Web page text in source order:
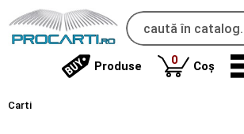
Produse 0produse
Coș
Carti